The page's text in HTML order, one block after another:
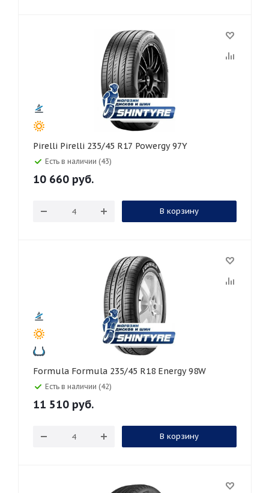
Pirelli Pirelli 235/45 R17 Powergy 97Y
Есть в наличии (43)
10 660 руб.
В корзину
Formula Formula 235/45 R18 Energy 98W
Есть в наличии (42)
11 510 руб.
В корзину